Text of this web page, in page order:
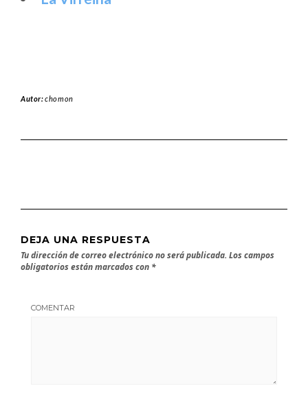
Autor:chomon
DEJA UNA RESPUESTA
Tu dirección de correo electrónico no será publicada. Los campos
obligatorios están marcados con *
COMENTAR